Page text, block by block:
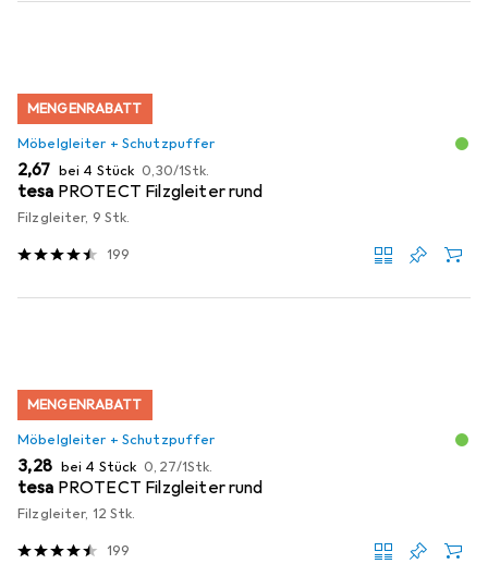
MENGENRABATT
Möbelgleiter + Schutzpuffer
EUR
2,67 bei 4 Stück EUR
0,30/1Stk.
tesa PROTECT Filzgleiter rund
Filzgleiter, 9 Stk.
199
MENGENRABATT
Möbelgleiter + Schutzpuffer
EUR
3,28 bei 4 Stück EUR
0,27/1Stk.
tesa PROTECT Filzgleiter rund
Filzgleiter, 12 Stk.
199